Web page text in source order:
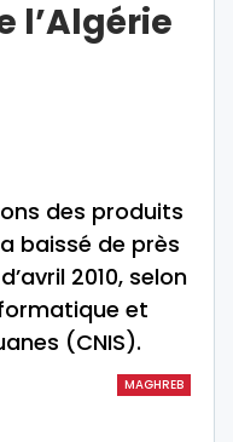
l’Algérie
des produits
baissé de près
2010, selon
et
(CNIS).
MAGHREB